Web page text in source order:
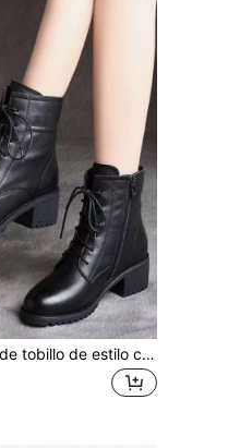
Nuevas botas de tobillo de estilo coreano versátil con moda británica, botas de tobillo de tacón medio y suela gruesa para mujer, botas de motocicleta